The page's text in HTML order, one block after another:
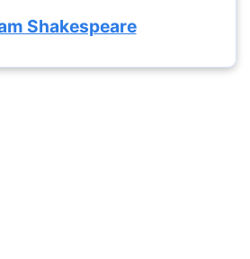
Shakespeare